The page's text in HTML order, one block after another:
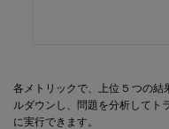
各メトリックで、上位 5 つの結
ルダウンし、問題を分析してト
に実行できます。